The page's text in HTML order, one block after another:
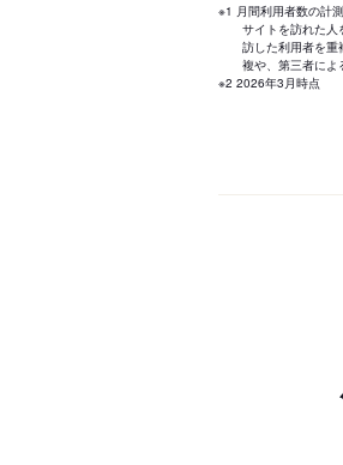
※1 月間利用者数の計
サイトを訪れた人
訪した利用者を重
複や、第三者によ
※2 2026年3月時点